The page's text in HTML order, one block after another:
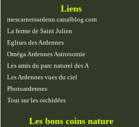
Liens
mescarnetsardenn.canalblog.com
La ferme de Saint Julien
Eglises des Ardennes
Oméga Ardennes Astronomie
Les amis du parc naturel des A
Les Ardennes vues du ciel
Photoardennes
Tout sur les orchidées
Les bons coins nature